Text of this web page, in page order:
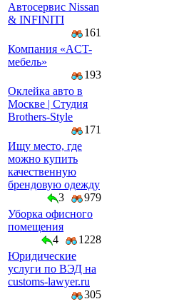
Автосервис Nissan
& INFINITI
161
Компaния «AСT-
мeбeль»
193
Оклейка авто в
Москве | Студия
Brothers-Style
171
Ищу место, где
можно купить
качественную
брендовую одежду
3
979
Уборка офисного
помещения
4
1228
Юридические
услуги по ВЭД на
customs-lawyer.ru
305